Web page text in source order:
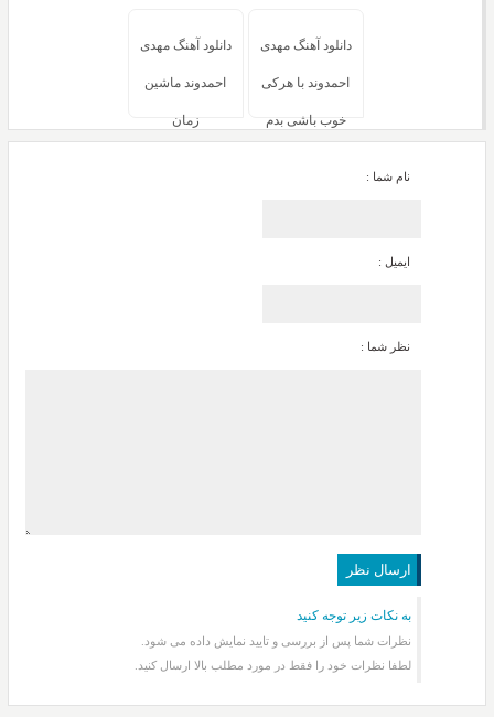
دانلود آهنگ مهدی
احمدوند با هرکی
خوب باشی بدم
دانلود آهنگ مهدی
احمدوند ماشین
زمان
نام شما :
ایمیل :
نظر شما :
به نکات زیر توجه کنید
نظرات شما پس از بررسی و تایید نمایش داده می شود.
لطفا نظرات خود را فقط در مورد مطلب بالا ارسال کنید.